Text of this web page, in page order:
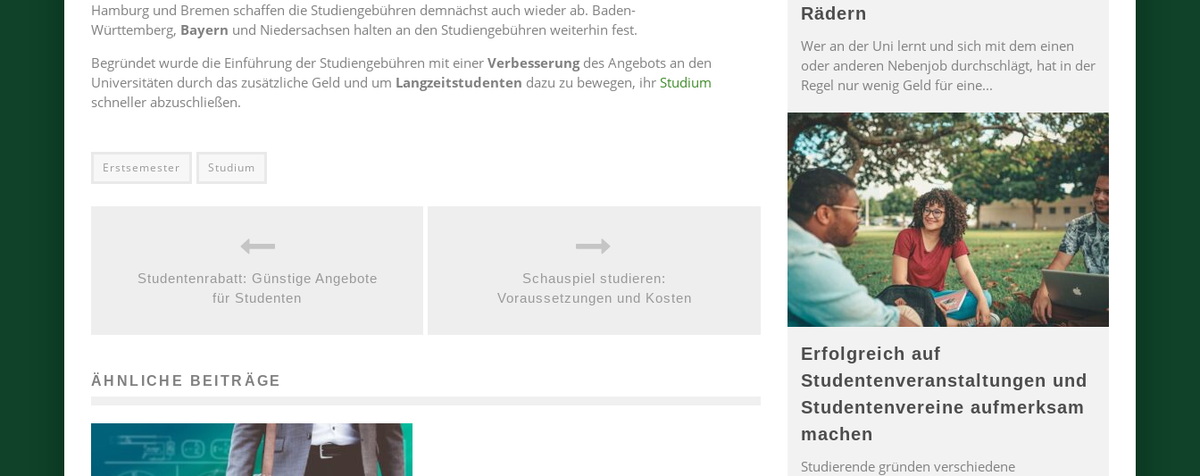
Hamburg und Bremen schaffen die Studiengebühren demnächst auch wieder ab. Baden-
Württemberg, Bayern und Niedersachsen halten an den Studiengebühren weiterhin fest.
Begründet wurde die Einführung der Studiengebühren mit einer Verbesserungdes Angebots an den
Universitäten durch das zusätzliche Geld und um Langzeitstudenten dazu zu bewegen, ihr Studium
schneller abzuschließen.
Erstsemester Studium
Studentenrabatt: Günstige Angebote
für Studenten
Schauspiel studieren:
Voraussetzungen und Kosten
ÄHNLICHE BEITRÄGE
Rädern
Wer an der Uni lernt und sich mit dem einen
oder anderen Nebenjob durchschlägt, hat in der
Regel nur wenig Geld für eine...
Erfolgreich auf
Studentenveranstaltungen und
Studentenvereine aufmerksam
machen
Studierende gründen verschiedene